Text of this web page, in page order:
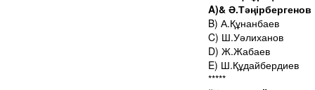
A)& Ә.Тәңірбергенов
B) А.Құнанбаев
C) Ш.Уәлиханов
D) Ж.Жабаев
E) Ш.Құдайбердиев
*****